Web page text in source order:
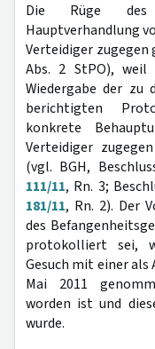
Die Rüge
Hauptverhandlung
Verteidiger zugegen
Abs. 2 StPO),
Wiedergabe der
berichtigten
konkrete
Verteidiger
(vgl. BGH,
111/11, Rn. 3;
181/11, Rn. 2). Der
des
protokolliert sei,
Gesuch mit einer
Mai 2011
worden ist und
wurde.